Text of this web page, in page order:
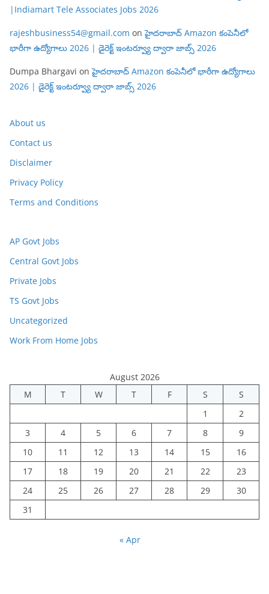
|Indiamart Tele Associates Jobs 2026
rajeshbusiness54@gmail.com onహైదరాబాద్ Amazon కంపెనీలో
భారీగా ఉద్యోగాలు 2026 | డైరెక్ట్ ఇంటర్వ్యూ ద్వారా జాబ్స్ 2026
Dumpa Bhargavi onహైదరాబాద్ Amazon కంపెనీలో భారీగా ఉద్యోగాలు
2026 | డైరెక్ట్ ఇంటర్వ్యూ ద్వారా జాబ్స్ 2026
About us
Contact us
Disclaimer
Privacy Policy
Terms and Conditions
AP Govt Jobs
Central Govt Jobs
Private Jobs
TS Govt Jobs
Uncategorized
Work From Home Jobs
August 2026
M
T W T F S
S
1
2
3
4 5 6 7 8
9
10
11 12 13 14 15
16
17
18 19 20 21 22
23
24
25 26 27 28 29
30
31
« Apr